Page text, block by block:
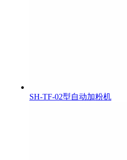
SH-TF-02型自动加粉机